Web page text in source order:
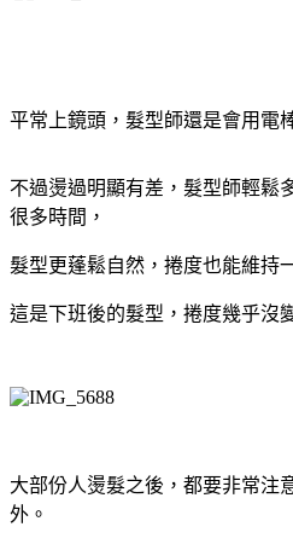
平常上鏡頭，髮型師還是會用電
不過燙過明顯有差，髮型師輕鬆
很多時間，
髮型更蓬鬆自然，捲度也能維持
這是下班後的髮型，捲度幾乎沒
大部份人燙髮之後，都要非常注
外。